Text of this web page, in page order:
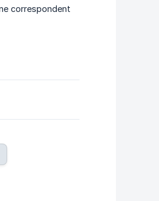
correspondent